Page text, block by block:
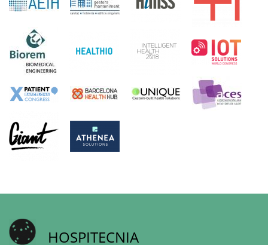
HOSPITECNIA